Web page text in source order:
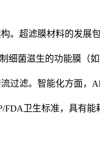
。 超滤膜材料的发展
细菌滋生的功能膜（如
过滤。智能化方面，
/FDA 卫生标准，具有能